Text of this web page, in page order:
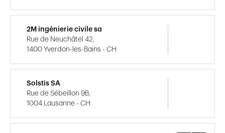
2M ingénierie civile sa
Rue de Neuchâtel 42,
1400 Yverdon-les-Bains - CH
Solstis SA
Rue de Sébeillon 9B,
1004 Lausanne - CH